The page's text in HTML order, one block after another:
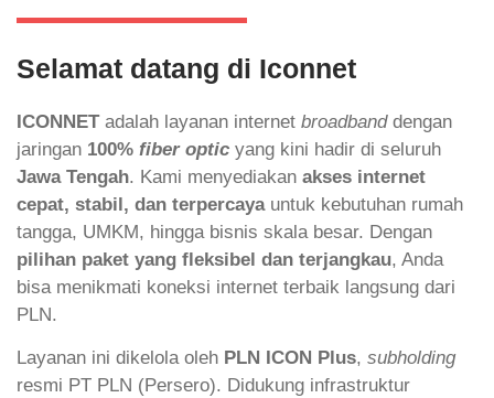
Selamat datang di Iconnet
ICONNETadalah layanan internet broadbanddengan
jaringan 100% fiber optic yang kini hadir di seluruh
Jawa Tengah. Kami menyediakan akses internet
cepat, stabil, dan terpercayauntuk kebutuhan rumah
tangga, UMKM, hingga bisnis skala besar. Dengan
pilihan paket yang fleksibel dan terjangkau, Anda
bisa menikmati koneksi internet terbaik langsung dari
PLN.
Layanan ini dikelola oleh PLN ICON Plus, subholding
resmi PT PLN (Persero). Didukung infrastruktur